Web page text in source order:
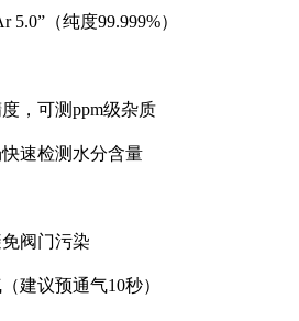
（纯度99.999%）
，可测ppm级杂质
速检测水分含量
阀门污染
建议预通气10秒）